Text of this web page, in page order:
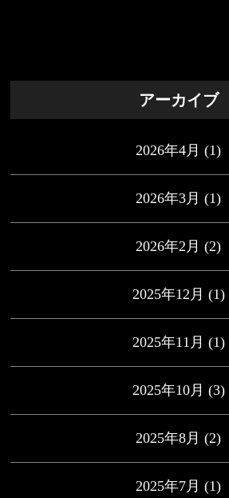
アーカイブ
2026年4月 (1)
2026年3月 (1)
2026年2月 (2)
2025年12月 (1)
2025年11月 (1)
2025年10月 (3)
2025年8月 (2)
2025年7月 (1)